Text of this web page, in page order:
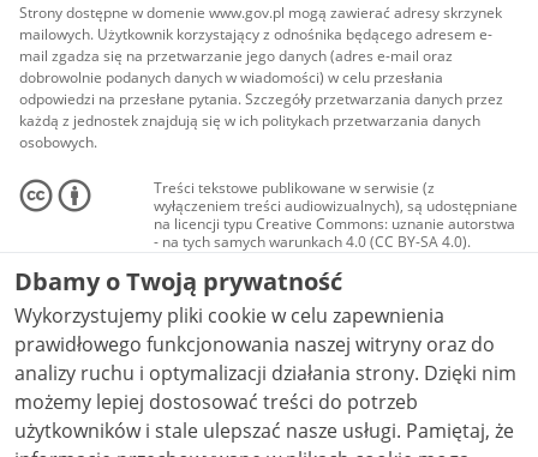
Strony dostępne w domenie www.gov.pl mogą zawierać adresy skrzynek
mailowych. Użytkownik korzystający z odnośnika będącego adresem e-
mail zgadza się na przetwarzanie jego danych (adres e-mail oraz
dobrowolnie podanych danych w wiadomości) w celu przesłania
odpowiedzi na przesłane pytania. Szczegóły przetwarzania danych przez
każdą z jednostek znajdują się w ich politykach przetwarzania danych
osobowych.
Treści tekstowe publikowane w serwisie (z
wyłączeniem treści audiowizualnych), są udostępniane
na licencji typu Creative Commons: uznanie autorstwa
- na tych samych warunkach 4.0 (CC BY-SA 4.0).
Materiały audiowizualne, w tym zdjęcia, materiały
audio i wideo, są udostępniane na licencji typu
Creative Commons: uznanie autorstwa użycie
niekomercyjne - bez utworów zależnych 4.0 (CC BY-
NC-ND 4.0), o ile nie jest to stwierdzone inaczej.
Dbamy o Twoją prywatność
Wykorzystujemy pliki cookie w celu zapewnienia
prawidłowego funkcjonowania naszej witryny oraz do
analizy ruchu i optymalizacji działania strony. Dzięki nim
możemy lepiej dostosować treści do potrzeb
użytkowników i stale ulepszać nasze usługi. Pamiętaj, że